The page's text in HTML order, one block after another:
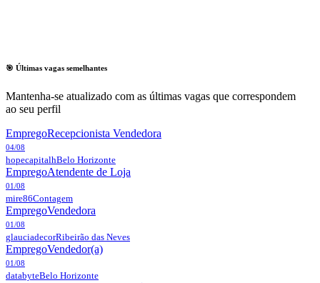
🎯 Últimas vagas semelhantes
Mantenha-se atualizado com as últimas vagas que correspondem
ao seu perfil
EmpregoRecepcionista Vendedora
04/08
hopecapitalhBelo Horizonte
EmpregoAtendente de Loja
01/08
mire86Contagem
EmpregoVendedora
01/08
glauciadecorRibeirão das Neves
EmpregoVendedor(a)
01/08
databyteBelo Horizonte